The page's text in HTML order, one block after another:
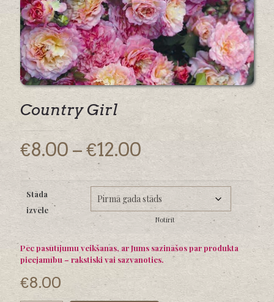
Country Girl
€8.00 –€12.00Price
range:
€8.00
through
€12.00
Stāda
izvēle
Notīrīt
Pēc pasūtījumu veikšanas, ar Jums sazināšos par produkta
pieejamību – rakstiski vai sazvanoties.
€8.00